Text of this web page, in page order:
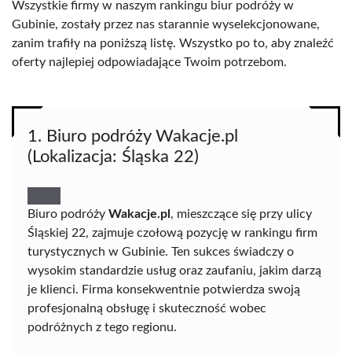
Wszystkie firmy w naszym rankingu biur podróży w
Gubinie, zostały przez nas starannie wyselekcjonowane,
zanim trafiły na poniższą listę. Wszystko po to, aby znaleźć
oferty najlepiej odpowiadające Twoim potrzebom.
1. Biuro podróży Wakacje.pl
(Lokalizacja: Śląska 22)
Biuro podróży Wakacje.pl , mieszczące się przy ulicy
Śląskiej 22, zajmuje czołową pozycję w rankingu firm
turystycznych w Gubinie. Ten sukces świadczy o
wysokim standardzie usług oraz zaufaniu, jakim darzą
je klienci. Firma konsekwentnie potwierdza swoją
profesjonalną obsługę i skuteczność wobec
podróżnych z tego regionu.